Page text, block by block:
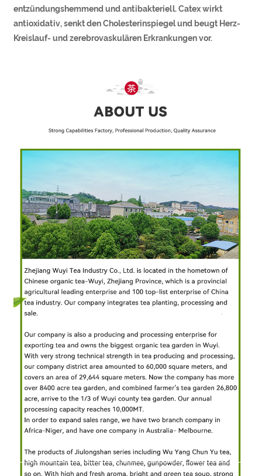
entzündungshemmend und antibakteriell. Catex wirkt
antioxidativ, senkt den Cholesterinspiegel und beugt Herz-
Kreislauf- und zerebrovaskulären Erkrankungen vor.